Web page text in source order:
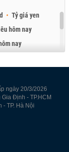
Tỷ giá yen
hôm nay
nay
ngày 20/3/2026
Định - TP.HCM
TP. Hà Nội